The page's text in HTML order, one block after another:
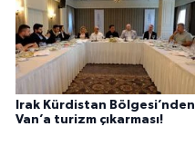
Irak Kürdistan Bölgesi’nden
Van’a turizm çıkarması!